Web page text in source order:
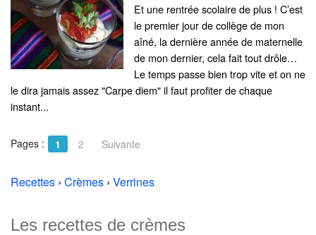
Et une rentrée scolaire de plus ! C’est
le premier jour de collège de mon
aîné, la dernière année de maternelle
de mon dernier, cela fait tout drôle…
Le temps passe bien trop vite et on ne
le dira jamais assez "Carpe diem" il faut profiter de chaque
instant...
Pages : 1 2 Suivante
Recettes › Crèmes › Verrines
Les recettes de crèmes